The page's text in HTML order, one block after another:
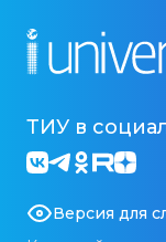
ТИУ в
Версия для